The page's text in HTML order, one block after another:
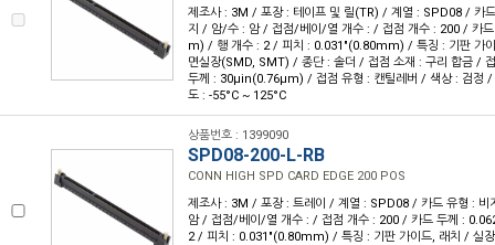
제조사 : 3M / 포장 : 테이프 및 릴(TR) / 계열 : SPD08 / 카
지 / 암/수 : 암 / 접점/베이/열 개수 : / 접점 개수 : 200 / 카
m) / 행 개수 : 2 / 피치 : 0.031"(0.80mm) / 특징 : 기판 가
면실장(SMD, SMT) / 종단 : 솔더 / 접점 소재 : 구리 합금 /
두께 : 30µin(0.76µm) / 접점 유형 : 캔틸레버 / 색상 : 검정 /
도 : -55°C ~ 125°C
상품번호 : 1399090
SPD08-200-L-RB
CONN HIGH SPD CARD EDGE 200 POS
제조사 : 3M / 포장 : 트레이 / 계열 : SPD08 / 카드 유형 : 비
암 / 접점/베이/열 개수 : / 접점 개수 : 200 / 카드 두께 :
2 / 피치 : 0.031"(0.80mm) / 특징 : 기판 가이드, 래치 / 실